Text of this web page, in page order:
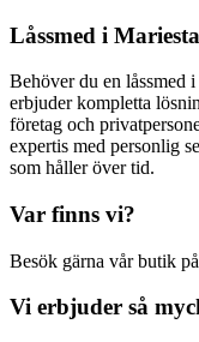
Låssmed i
Behöver du en låssmed
erbjuder kompletta
företag och
expertis med personlig
som håller över tid.
Var finns vi?
Besök gärna vår butik
Vi erbjuder så